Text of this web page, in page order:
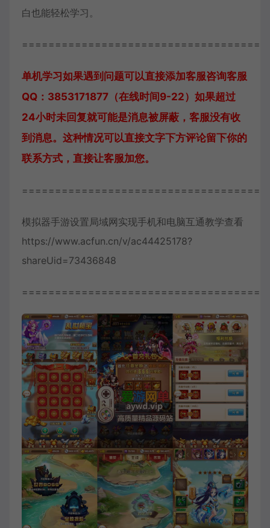
白也能轻松学习。
单机学习如果遇到问题可以直接添加客服咨询客服
QQ：3853171877（在线时间9-22） 如果超过
24小时未回复就可能是消息被屏蔽，客服没有收
到消息。这种情况可以直接文字下方评论留下你的
联系方式，直接让客服加您。
模拟器手游设置局域网实现手机和电脑互通教学查看
https://www.acfun.cn/v/ac44425178?
shareUid=73436848